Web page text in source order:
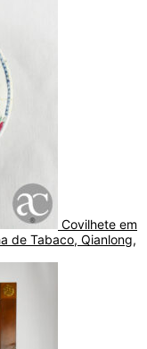
Covilhete em
de Tabaco, Qianlong,